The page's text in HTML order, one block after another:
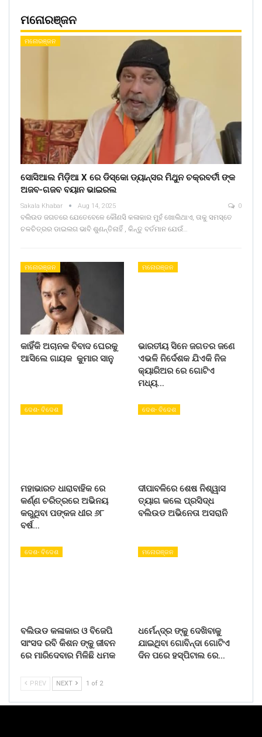
ମନୋରଞ୍ଜନ
ମନୋରଞ୍ଜନ
ସୋସିଆଲ ମିଡ଼ିଆ X ରେ ଡିସ୍କୋ ଡ୍ୟାନ୍ସର ମିଥୁନ ଚକ୍ରବର୍ତୀ ଙ୍କ
ଅଜବ-ଗଜବ ବୟାନ ଭାଇରଲ
Sakala Khabar Aug 14, 2025 0
ବଲିଉଡ ଜଗତରେ ଯେତେବେଳେ କୌଣସି କଳାକାର ମୁହଁ ଖୋଲିଥାଏ, ତାକୁ ସମସ୍ତେ
ଚଳଚିତ୍ରର ଡାଇଲଗ ଭାବି ଶୁଣନ୍ତିନାହିଁ , କିନ୍ତୁ ବର୍ତମାନ ଯେଉଁ…
ମନୋରଞ୍ଜନ
କାହିଁକି ଅଚାନକ ବିବାଦ ଘେରକୁ
ଆସିଲେ ଗାୟକ କୁମାର ସାନୁ
ମନୋରଞ୍ଜନ
ଭାରତୀୟ ସିନେ ଜଗତର ଜଣେ
ଏଭଳି ନିର୍ଦେଶକ ଯିଏକି ନିଜ
କ୍ୟାରିଅର ରେ ଗୋଟିଏ
ମଧ୍ୟ…
ଦେଶ- ବିଦେଶ
ମହାଭାରତ ଧାରାବାହିକ ରେ
କର୍ଣ୍ଣ ଚରିତ୍ରରେ ଅଭିନୟ
କରୁଥିବା ପଙ୍କଜ ଧୀର ୬୮
ବର୍ଷ…
ଦେଶ- ବିଦେଶ
ଦୀପାବଳିରେ ଶେଷ ନିଶ୍ୱାସ
ତ୍ୟାଗ କଲେ ପ୍ରସିଦ୍ଧ
ବଲିଉଡ ଅଭିନେତା ଅସରାନି
ଦେଶ- ବିଦେଶ
ବଲିଉଡ କଳାକାର ଓ ବିଜେପି
ସାଂସଦ ରବି କିଶନ ଙ୍କୁ ଜୀବନ
ରେ ମାରିଦେବାର ମିଳିଛି ଧମକ
ମନୋରଞ୍ଜନ
ଧର୍ମେନ୍ଦ୍ର ଙ୍କୁ ଦେଖିବାକୁ
ଯାଇଥିବା ଗୋବିନ୍ଦା ଗୋଟିଏ
ଦିନ ପରେ ହସ୍ପିଟାଲ ରେ…
PREV NEXT 1 of 2